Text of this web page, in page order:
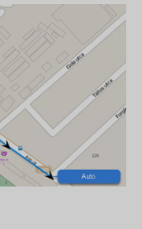
til
vælge vores
giver bedre
og sikre
vist på
at
til at ændre
uden
fra de viste